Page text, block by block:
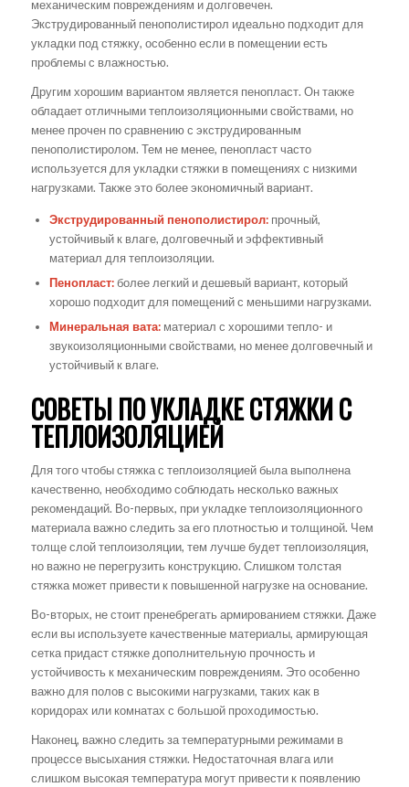
механическим повреждениям и долговечен.
Экструдированный пенополистирол идеально подходит для
укладки под стяжку, особенно если в помещении есть
проблемы с влажностью.
Другим хорошим вариантом является пенопласт. Он также
обладает отличными теплоизоляционными свойствами, но
менее прочен по сравнению с экструдированным
пенополистиролом. Тем не менее, пенопласт часто
используется для укладки стяжки в помещениях с низкими
нагрузками. Также это более экономичный вариант.
Экструдированный пенополистирол:прочный,
устойчивый к влаге, долговечный и эффективный
материал для теплоизоляции.
Пенопласт:более легкий и дешевый вариант, который
хорошо подходит для помещений с меньшими нагрузками.
Минеральная вата:материал с хорошими тепло- и
звукоизоляционными свойствами, но менее долговечный и
устойчивый к влаге.
СОВЕТЫ ПО УКЛАДКЕ СТЯЖКИ С
ТЕПЛОИЗОЛЯЦИЕЙ
Для того чтобы стяжка с теплоизоляцией была выполнена
качественно, необходимо соблюдать несколько важных
рекомендаций. Во-первых, при укладке теплоизоляционного
материала важно следить за его плотностью и толщиной. Чем
толще слой теплоизоляции, тем лучше будет теплоизоляция,
но важно не перегрузить конструкцию. Слишком толстая
стяжка может привести к повышенной нагрузке на основание.
Во-вторых, не стоит пренебрегать армированием стяжки. Даже
если вы используете качественные материалы, армирующая
сетка придаст стяжке дополнительную прочность и
устойчивость к механическим повреждениям. Это особенно
важно для полов с высокими нагрузками, таких как в
коридорах или комнатах с большой проходимостью.
Наконец, важно следить за температурными режимами в
процессе высыхания стяжки. Недостаточная влага или
слишком высокая температура могут привести к появлению